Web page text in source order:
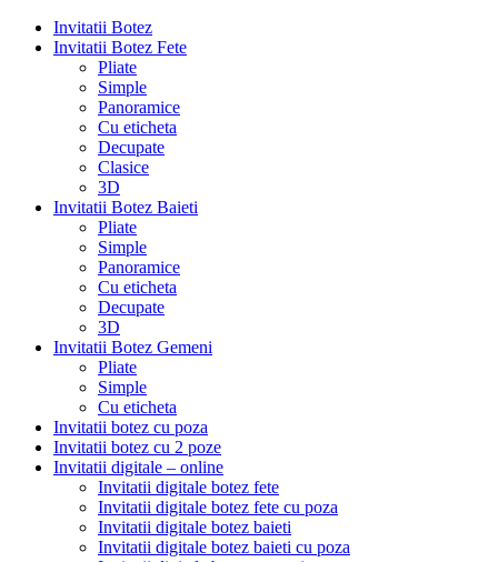
Invitatii Botez
Invitatii Botez Fete
Pliate
Simple
Panoramice
Cu eticheta
Decupate
Clasice
3D
Invitatii Botez Baieti
Pliate
Simple
Panoramice
Cu eticheta
Decupate
3D
Invitatii Botez Gemeni
Pliate
Simple
Cu eticheta
Invitatii botez cu poza
Invitatii botez cu 2 poze
Invitatii digitale – online
Invitatii digitale botez fete
Invitatii digitale botez fete cu poza
Invitatii digitale botez baieti
Invitatii digitale botez baieti cu poza